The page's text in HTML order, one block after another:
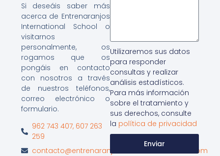
Si deseáis saber más
acerca de Entrenaranjos
International School o
visitarnos
personalmente, os
rogamos que os
pongáis en contacto
con nosotros a través
de nuestros teléfonos,
correo electrónico o
formulario.
962 743 407, 607 263
259
contacto@entrenaranjosinternationalschool.com
Utilizaremos sus datos
para responder
consultas y realizar
análisis estadísticos.
Para más información
sobre el tratamiento y
sus derechos, consulte
la política de privacidad
Enviar